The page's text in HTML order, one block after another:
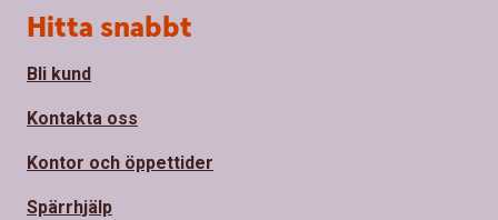
Sidfot
Hitta snabbt
Bli kund
Kontakta oss
Kontor och öppettider
Spärrhjälp